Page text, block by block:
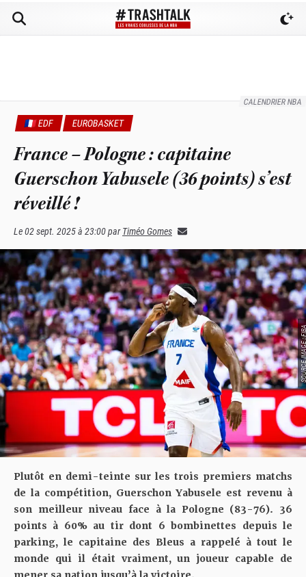
CALENDRIER NBA
🇫🇷 EDF EUROBASKET
France – Pologne : capitaine
Guerschon Yabusele (36 points) s’est
réveillé !
Le02 sept. 2025 à 23:00par Timéo Gomes
SOURCE
Plutôt en demi-teinte sur les trois premiers matchs
de la compétition, Guerschon Yabusele est revenu à
son meilleur niveau face à la Pologne (83-76). 36
points à 60% au tir dont 6 bombinettes depuis le
parking, le capitaine des Bleus a rappelé à tout le
monde qui il était vraiment, un joueur capable de